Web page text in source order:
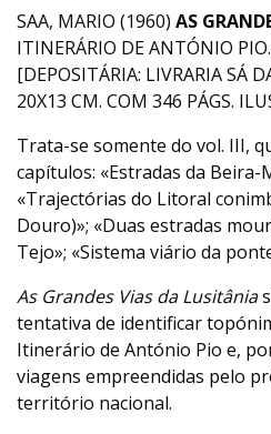
SAA, MARIO (1960) AS
ITINERÁRIO DE ANTÓNIO
[DEPOSITÁRIA: LIVRARIA SÁ
20X13 CM. COM 346 PÁGS.
Trata-se somente do vol. III,
capítulos: «Estradas da Beira-
«Trajectórias do Litoral
Douro)»; «Duas estradas
Tejo»; «Sistema viário da
As Grandes Vias da Lusitânia
tentativa de identificar
Itinerário de António Pio e,
viagens empreendidas pelo
território nacional.